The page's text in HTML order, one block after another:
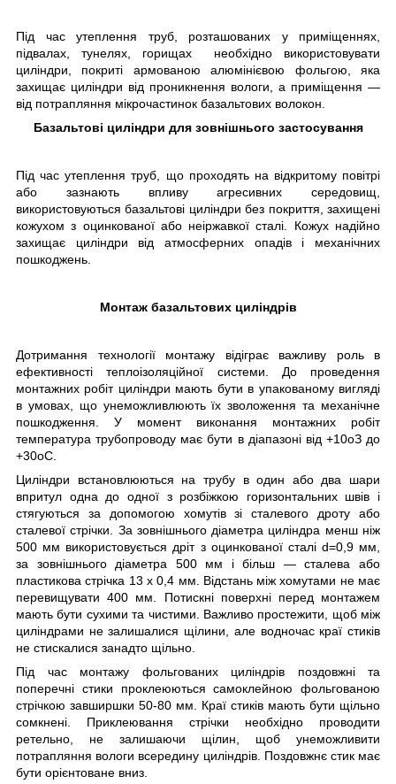
Під час утеплення труб, розташованих у приміщеннях,
підвалах, тунелях, горищах необхідно використовувати
циліндри, покриті армованою алюмінієвою фольгою, яка
захищає циліндри від проникнення вологи, а приміщення —
від потрапляння мікрочастинок базальтових волокон.
Базальтові циліндри для зовнішнього застосування
Під час утеплення труб, що проходять на відкритому повітрі
або зазнають впливу агресивних середовищ,
використовуються базальтові циліндри без покриття, захищені
кожухом з оцинкованої або неіржавкої сталі. Кожух надійно
захищає циліндри від атмосферних опадів і механічних
пошкоджень.
Монтаж базальтових циліндрів
Дотримання технології монтажу відіграє важливу роль в
ефективності теплоізоляційної системи. До проведення
монтажних робіт циліндри мають бути в упакованому вигляді
в умовах, що унеможливлюють їх зволоження та механічне
пошкодження. У момент виконання монтажних робіт
температура трубопроводу має бути в діапазоні від +10оЗ до
+30оС.
Циліндри встановлюються на трубу в один або два шари
впритул одна до одної з розбіжкою горизонтальних швів і
стягуються за допомогою хомутів зі сталевого дроту або
сталевої стрічки. За зовнішнього діаметра циліндра менш ніж
500 мм використовується дріт з оцинкованої сталі d=0,9 мм,
за зовнішнього діаметра 500 мм і більш — сталева або
пластикова стрічка 13 х 0,4 мм. Відстань між хомутами не має
перевищувати 400 мм. Потискні поверхні перед монтажем
мають бути сухими та чистими. Важливо простежити, щоб між
циліндрами не залишалися щілини, але водночас краї стиків
не стискалися занадто щільно.
Під час монтажу фольгованих циліндрів поздовжні та
поперечні стики проклеюються самоклейною фольгованою
стрічкою завширшки 50-80 мм. Краї стиків мають бути щільно
сомкнені. Приклеювання стрічки необхідно проводити
ретельно, не залишаючи щілин, щоб унеможливити
потрапляння вологи всередину циліндрів. Поздовжнє стик має
бути орієнтоване вниз.